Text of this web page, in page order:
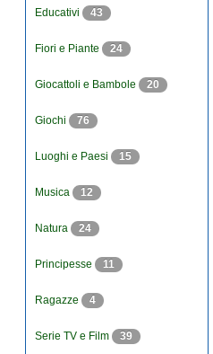
Educativi 43
Fiori e Piante 24
Giocattoli e Bambole 20
Giochi 76
Luoghi e Paesi 15
Musica 12
Natura 24
Principesse 11
Ragazze 4
Serie TV e Film 39